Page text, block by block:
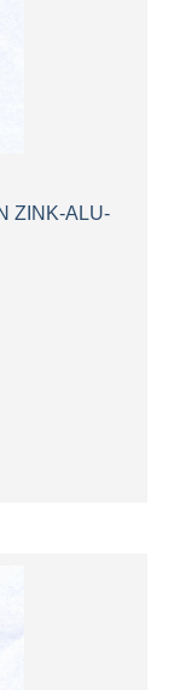
ZINK-ALU-